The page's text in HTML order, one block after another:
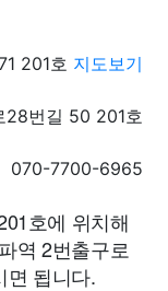
201호 지도보기
28번길 50 201호
070-7700-6965
호에 위치해
역 2번출구로
면 됩니다.